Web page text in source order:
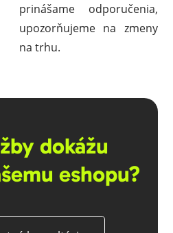
prinášame odporučenia,
upozorňujeme na zmeny
na trhu.
dokážu
eshopu?